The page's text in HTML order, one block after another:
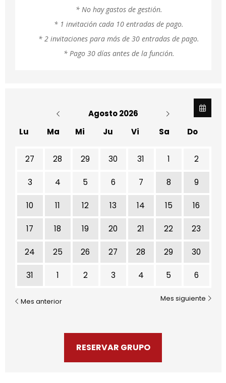
* No hay gastos de gestión.
* 1 invitación cada 10 entradas de pago.
* 2 invitaciones para más de 30 entradas de pago.
* Pago 30 días antes de la función.
Agosto 2026
Lu
Ma Mi Ju Vi Sa Do
No hay ninguna actividad este mes
27 28 29 30 31 1 2
3 4 5 6 7 8 9
10 11 12 13 14 15 16
17 18 19 20 21 22 23
24 25 26 27 28 29 30
31 1 2 3 4 5 6
Mes anterior Mes siguiente
RESERVAR GRUPO